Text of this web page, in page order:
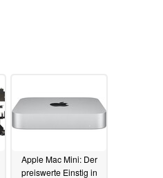
Apple Mac Mini: Der
preiswerte Einstig in